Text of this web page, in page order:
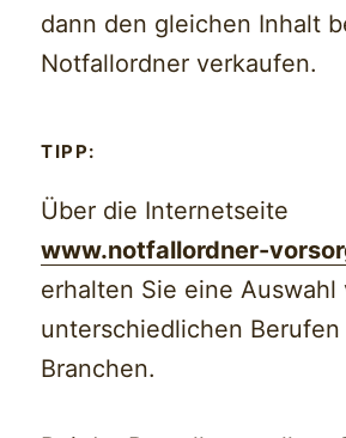
dann den gleichen Inhalt
Notfallordner verkaufen.
TIPP:
Über die Internetseite
www.notfallordner-
erhalten Sie eine Auswahl
unterschiedlichen Berufen
Branchen.